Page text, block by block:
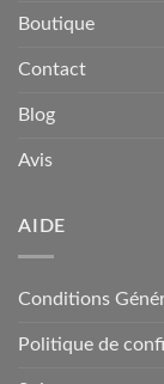
Boutique
Contact
Blog
Avis
AIDE
Conditions
Politique de